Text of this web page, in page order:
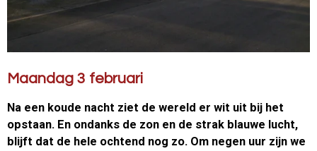
Maandag 3 februari
Na een koude nacht ziet de wereld er wit uit bij het
opstaan. En ondanks de zon en de strak blauwe lucht,
blijft dat de hele ochtend nog zo. Om negen uur zijn we